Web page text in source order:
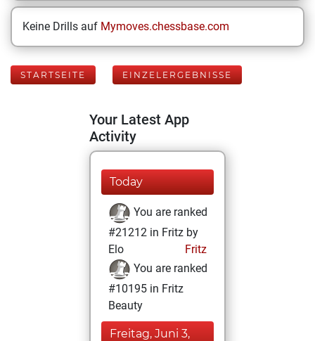
Keine Drills auf Mymoves.chessbase.com
STARTSEITE EINZELERGEBNISSE
Your Latest App
Activity
Today
You are ranked
#21212 in Fritz by
Elo
Fritz
You are ranked
#10195 in Fritz
Beauty
Freitag, Juni 3,